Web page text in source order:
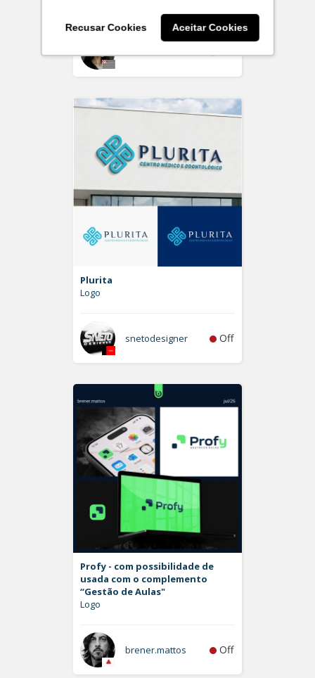
Recusar Cookies Aceitar Cookies
larissaserr Off
Plurita
Logo
snetodesigner Off
Profy - com possibilidade de
usada com o complemento
“Gestão de Aulas"
Logo
brener.mattos Off